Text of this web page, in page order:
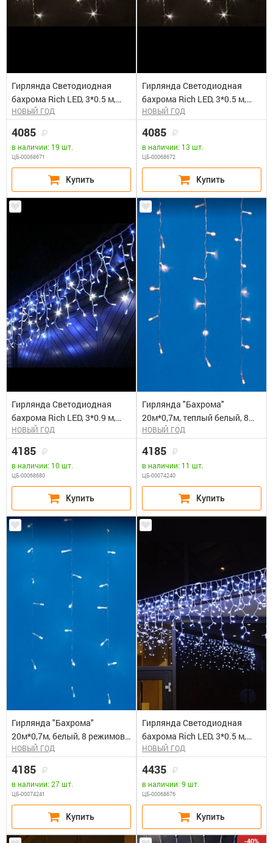
Гирлянда Светодиодная
бахрома Rich LED, 3*0.5 м,
мерцающая, белая,
прозрачный провод. Блок
питания 65818, 65845
НОВЫЙ ГОД
4085
в наличии: 19 шт.
ЦБ-00068671
Гирлянда Светодиодная
бахрома Rich LED, 3*0.5 м,
мерцающая, белая теплый
,прозрачный провод. Блок
питания 65818, 65845
НОВЫЙ ГОД
4085
в наличии: 13 шт.
ЦБ-00068672
Гирлянда Светодиодная
бахрома Rich LED, 3*0.9 м,
сине-белая, мерцающая,
прозрачный провод. Блок
питания 65818, 65845
НОВЫЙ ГОД
4185
в наличии: 10 шт.
ЦБ-00068680
Гирлянда "Бахрома"
20м*0,7м, теплый белый, 8
режимов, с пультом, 480
светодиодов, 90 подвесов,
IP44, шнур 3м прозрачный,
ULD-B20007-480/DTA/RC
НОВЫЙ ГОД
4185
в наличии: 11 шт.
ЦБ-00074240
Гирлянда "Бахрома"
20м*0,7м, белый, 8 режимов,
с пультом, 480 светодиодов,
90 подвесов, IP44, шнур 3м
прозрачный, ULD-B20007-
480/DTA/RC
НОВЫЙ ГОД
4185
в наличии: 27 шт.
ЦБ-00074241
Гирлянда Светодиодная
бахрома Rich LED, 3*0.5 м,
сине-белая, мерцающая,
прозрачный провод. Блок
питания 65818, 65845
НОВЫЙ ГОД
4435
в наличии: 9 шт.
ЦБ-00068676
-40%